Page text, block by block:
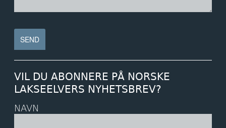
VIL DU ABONNERE PÅ NORSKE
LAKSEELVERS NYHETSBREV?
NAVN